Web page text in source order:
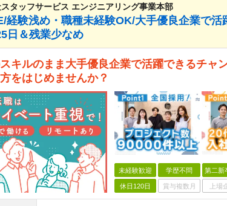
タッフサービス エンジニアリング事業本部
経験浅め・職種未経験OK/大手優良企業で
日＆残業少なめ
キルのまま大手優良企業で活躍できるチャ
をはじめませんか？
未経験歓迎 学歴不問 第二新
休日120日 賞与複数月 上場